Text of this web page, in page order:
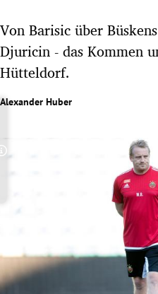
Untermenü
Untermenü
Untermenü
Von Barisic über
Djuricin - das Kommen
Hütteldorf.
Alexander Huber
Copyright-Hinweis öffnen/